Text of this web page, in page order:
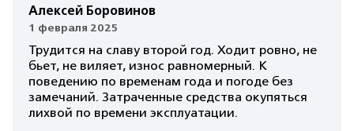
Алексей Боровинов
1 февраля 2025
Трудится на славу второй год. Ходит ровно, не
бьет, не виляет, износ равномерный. К
поведению по временам года и погоде без
замечаний. Затраченные средства окупяться
лихвой по времени эксплуатации.